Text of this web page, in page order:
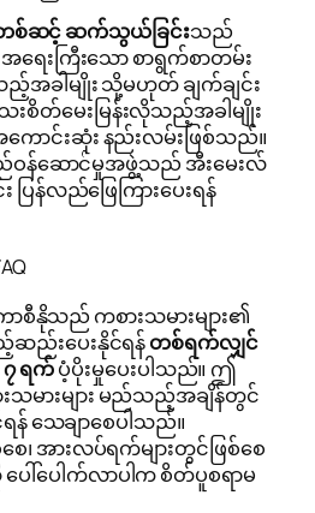
တစ်ဆင့် ဆက်သွယ်ခြင်းသည်
ေးကြီးသော စာရွက်စာတမ်း
ည့်အခါမျိုး သို့မဟုတ် ချက်ချင်း
စိတ်မေးမြန်းလိုသည့်အခါမျိုး
ာင်းဆုံး နည်းလမ်းဖြစ်သည်။
ည်ဝန်ဆောင်မှုအဖွဲ့သည် အီးမေးလ်
ြန်လည်ဖြေကြားပေးရန်
စီနိုသည် ကစားသမားများ၏
ဆည်းပေးနိုင်ရန်တစ်ရက်လျှင်
၇ ရက်ပံ့ပိုးမှုပေးပါသည်။ ဤ
မားများ မည်သည့်အချိန်တွင်
သေချာစေပါသည်။
၊ အားလပ်ရက်များတွင်ဖြစ်စေ
ါ်ပေါက်လာပါက စိတ်ပူစရာမ